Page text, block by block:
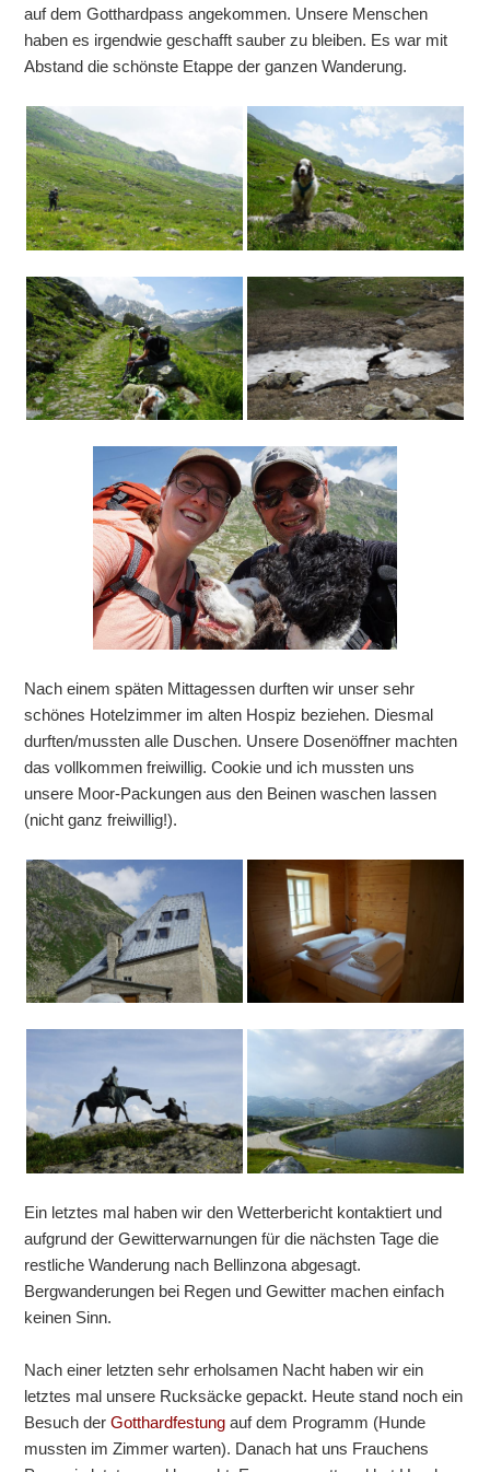
auf dem Gotthardpass angekommen. Unsere Menschen
haben es irgendwie geschafft sauber zu bleiben. Es war mit
Abstand die schönste Etappe der ganzen Wanderung.
Nach einem späten Mittagessen durften wir unser sehr
schönes Hotelzimmer im alten Hospiz beziehen. Diesmal
durften/mussten alle Duschen. Unsere Dosenöffner machten
das vollkommen freiwillig. Cookie und ich mussten uns
unsere Moor-Packungen aus den Beinen waschen lassen
(nicht ganz freiwillig!).
Ein letztes mal haben wir den Wetterbericht kontaktiert und
aufgrund der Gewitterwarnungen für die nächsten Tage die
restliche Wanderung nach Bellinzona abgesagt.
Bergwanderungen bei Regen und Gewitter machen einfach
keinen Sinn.
Nach einer letzten sehr erholsamen Nacht haben wir ein
letztes mal unsere Rucksäcke gepackt. Heute stand noch ein
Besuch derGotthardfestung auf dem Programm (Hunde
mussten im Zimmer warten). Danach hat uns Frauchens